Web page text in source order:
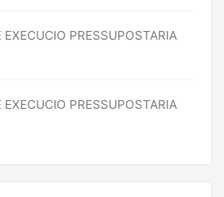
EXECUCIO PRESSUPOSTARIA
EXECUCIO PRESSUPOSTARIA